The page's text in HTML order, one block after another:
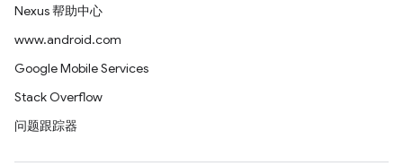
Nexus 帮助中心
www.android.com
Google Mobile Services
Stack Overflow
问题跟踪器